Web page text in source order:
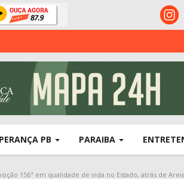
PB PARAIBA
156ª em qualidade de vida no Estado, atrás de